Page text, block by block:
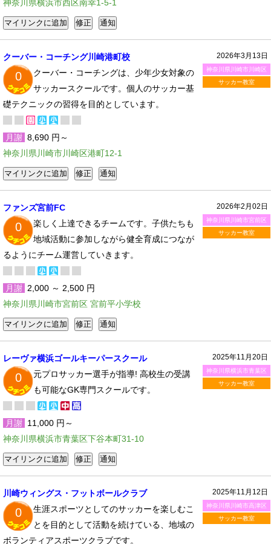
神奈川県横浜市西区南幸1-5-1
2026年3月13日
神奈川県川崎市川崎区
サッカー教室
クーバー・コーチング川崎港町校
0
クーバー・コーチングは、少年少女対象の
サッカースクールです。個人のサッカー基
礎テクニックの習得を目的としています。
月謝 8,690 円～
神奈川県川崎市川崎区港町12-1
2026年2月02日
神奈川県川崎市宮前区
サッカー教室
ファンズ宮前FC
0
楽しく上達できるチームです。子供たちも
地域活動に参加しながら健全育成につなが
るようにチーム運営していきます。
月謝 2,000 ～ 2,500 円
神奈川県川崎市宮前区 宮前平小学校
2025年11月20日
神奈川県横浜市青葉区
サッカー教室
レーヴァ横浜ゴールキーパースクール
0
元プロサッカー選手が指導! 高校生の受講
も可能なGK専門スクールです。
月謝 11,000 円～
神奈川県横浜市青葉区下谷本町31-10
2025年11月12日
神奈川県川崎市高津区
サッカー教室
川崎ウィングス・フットボールクラブ
0
生涯スポーツとしてのサッカーを楽しむこ
とを目的として活動を続けている、地域の
ボランティアスポーツクラブです。